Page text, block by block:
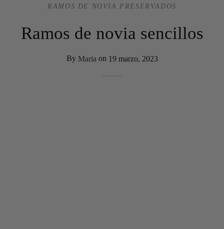
RAMOS DE NOVIA PRESERVADOS
Ramos de novia sencillos
By Maria on 19 marzo, 2023